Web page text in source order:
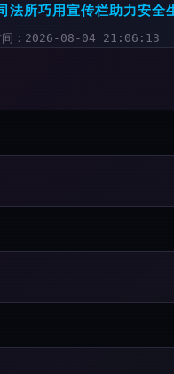
法所巧用宣传栏助力安全
间：2026-08-04 21:06:13